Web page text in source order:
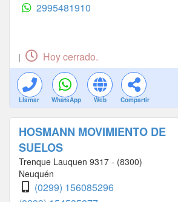
2995481910
| Hoy cerrado.
Llamar WhatsApp Web Compartir
HOSMANN MOVIMIENTO DE
SUELOS
Trenque Lauquen 9317 - (8300)
Neuquén
(0299) 156085296